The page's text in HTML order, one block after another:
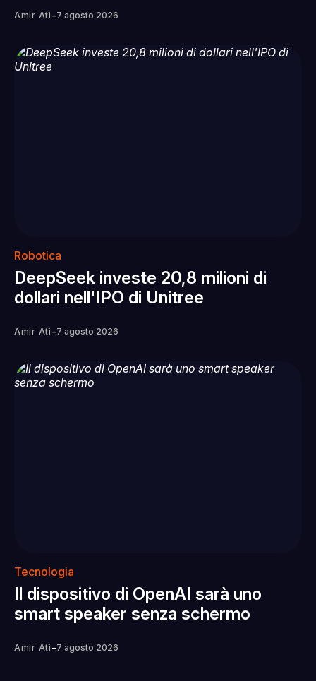
Amir Ati -7 agosto 2026
Robotica
DeepSeek investe 20,8 milioni di
dollari nell'IPO di Unitree
Amir Ati -7 agosto 2026
Tecnologia
Il dispositivo di OpenAI sarà uno
smart speaker senza schermo
Amir Ati -7 agosto 2026